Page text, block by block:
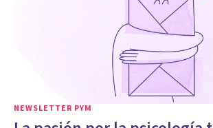
NEWSLETTER PYM